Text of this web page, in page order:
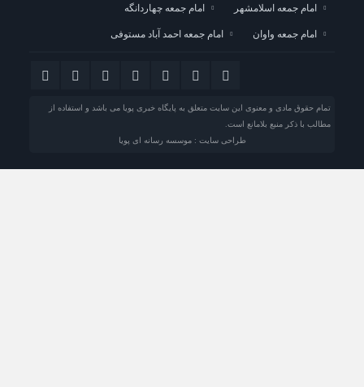
امام جمعه اسلامشهر امام جمعه چهاردانگه
امام جمعه واوان امام جمعه احمد آباد مستوفی
تمام حقوق مادی و معنوی این سایت متعلق به پایگاه خبری پویا می باشد و استفاده از
مطالب با ذکر منبع بلامانع است.
طراحی سایت : موسسه رسانه ای پویا